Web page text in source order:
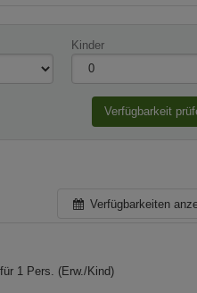
Kinder
Verfügbarkeit
Verfügbarkeiten
1 Pers. (Erw./Kind)